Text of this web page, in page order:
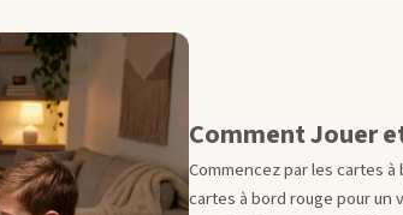
Comment Jouer
Commencez par les cartes
cartes à bord rouge pour un